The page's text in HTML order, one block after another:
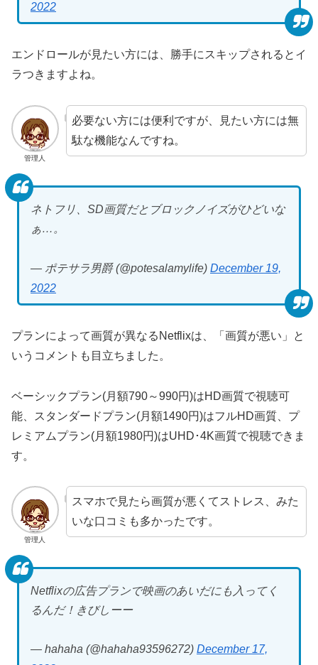
2022
エンドロールが見たい方には、勝手にスキップされるとイ
ラつきますよね。
管理人
必要ない方には便利ですが、見たい方には無
駄な機能なんですね。
ネトフリ、SD画質だとブロックノイズがひどいな
ぁ…。
— ポテサラ男爵 (@potesalamylife) December 19,
2022
プランによって画質が異なるNetflixは、「画質が悪い」と
いうコメントも目立ちました。
ベーシックプラン(月額790～990円)はHD画質で視聴可
能、スタンダードプラン(月額1490円)はフルHD画質、プ
レミアムプラン(月額1980円)はUHD･4K画質で視聴できま
す。
管理人
スマホで見たら画質が悪くてストレス、みた
いな口コミも多かったです。
Netflixの広告プランで映画のあいだにも入ってく
るんだ！きびしーー
— hahaha (@hahaha93596272) December 17,